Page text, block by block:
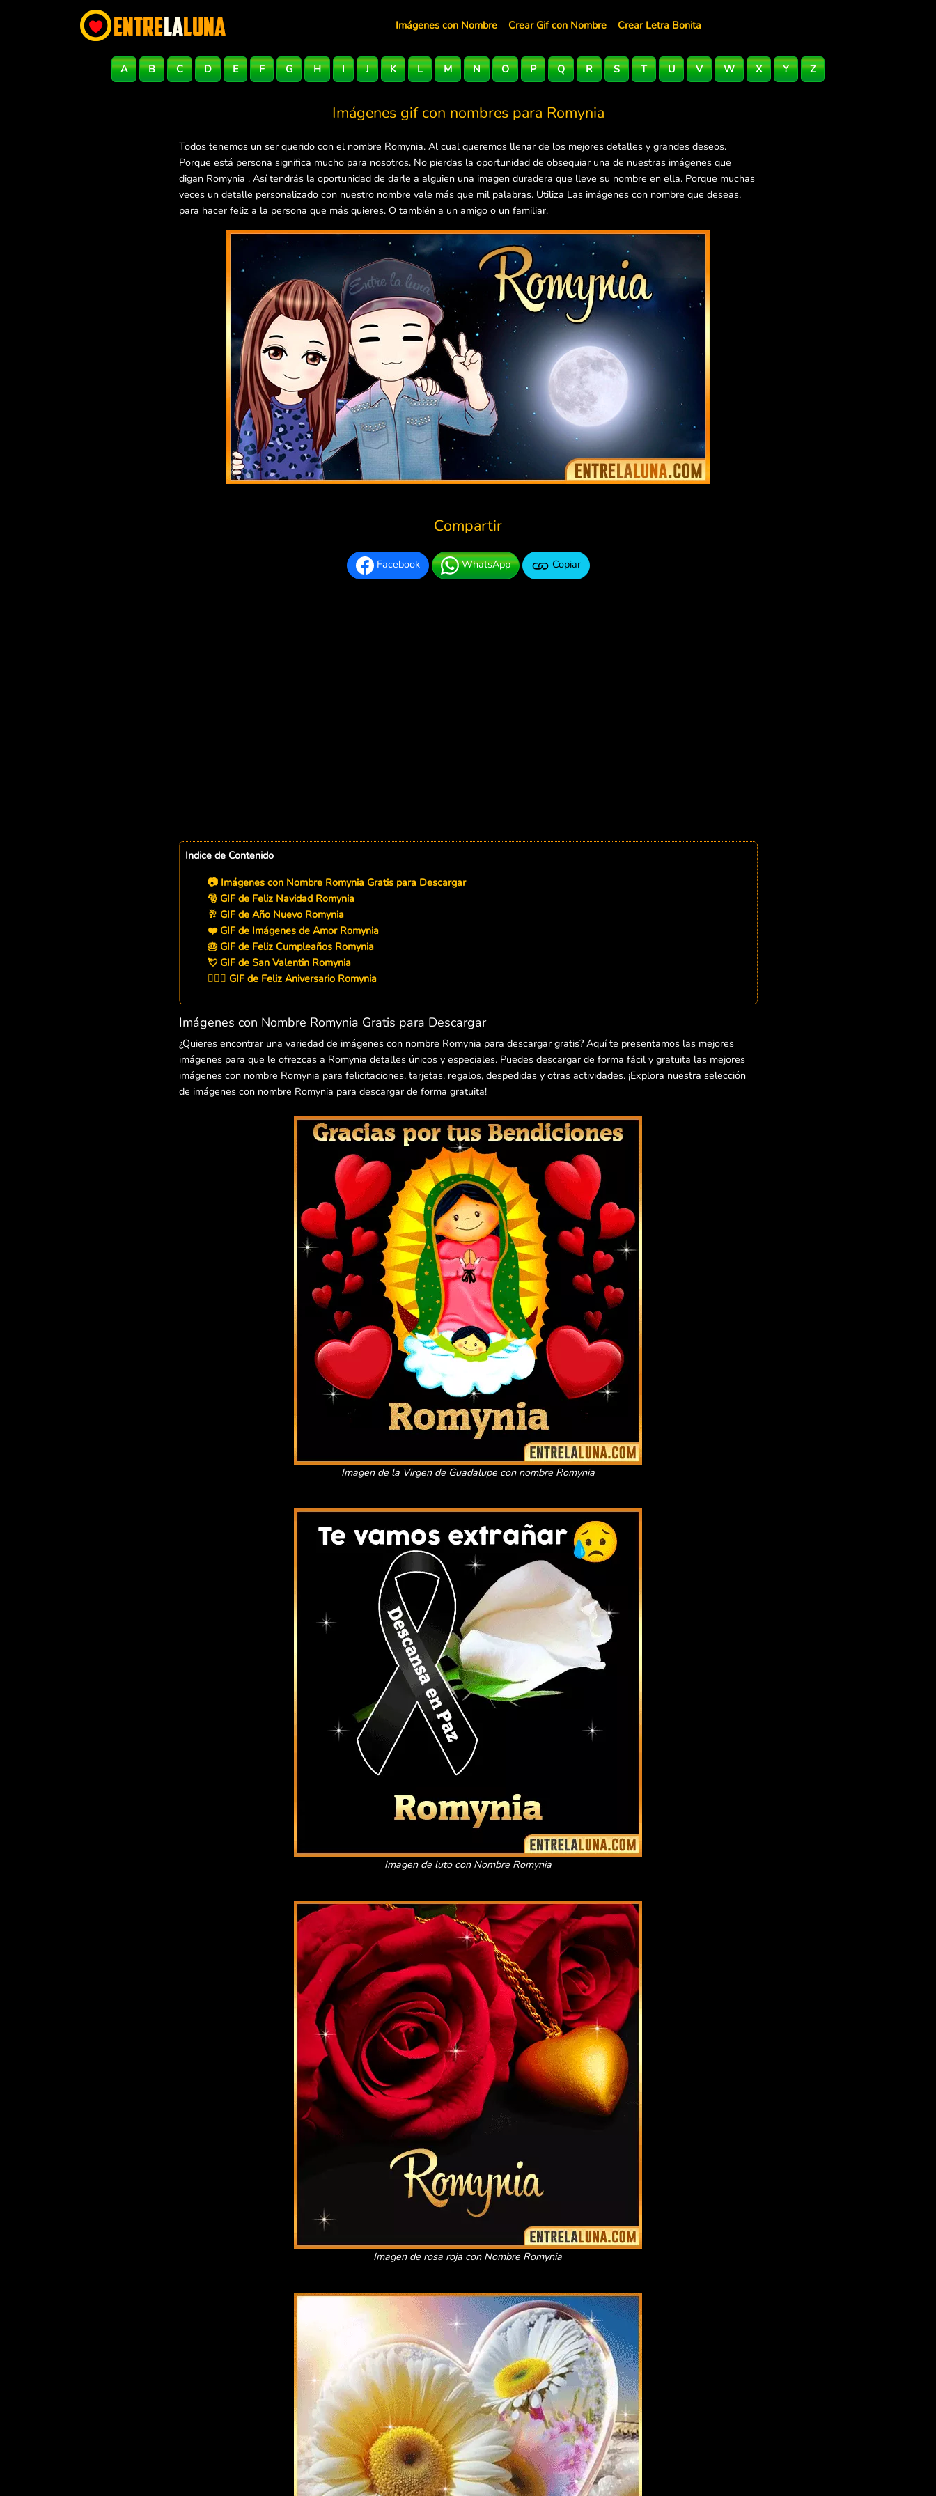
Imágenes con Nombre Crear Gif con Nombre Crear Letra Bonita
A B C D E F G H I J K L M N O P Q R S T U V W X Y Z
Imágenes gif con nombres para Romynia
Todos tenemos un ser querido con el nombre Romynia. Al cual queremos llenar de los mejores detalles y grandes deseos.
Porque está persona significa mucho para nosotros. No pierdas la oportunidad de obsequiar una de nuestras imágenes que
digan Romynia . Así tendrás la oportunidad de darle a alguien una imagen duradera que lleve su nombre en ella. Porque muchas
veces un detalle personalizado con nuestro nombre vale más que mil palabras. Utiliza Las imágenes con nombre que deseas,
para hacer feliz a la persona que más quieres. O también a un amigo o un familiar.
Compartir
Facebook WhatsApp Copiar
Indice de Contenido
📷 Imágenes con Nombre Romynia Gratis para Descargar
🎅 GIF de Feliz Navidad Romynia
🥂 GIF de Año Nuevo Romynia
❤️ GIF de Imágenes de Amor Romynia
🎂 GIF de Feliz Cumpleaños Romynia
💘 GIF de San Valentin Romynia
👨‍❤️‍👨 GIF de Feliz Aniversario Romynia
Imágenes con Nombre Romynia Gratis para Descargar
¿Quieres encontrar una variedad de imágenes con nombre Romynia para descargar gratis? Aquí te presentamos las mejores
imágenes para que le ofrezcas a Romynia detalles únicos y especiales. Puedes descargar de forma fácil y gratuita las mejores
imágenes con nombre Romynia para felicitaciones, tarjetas, regalos, despedidas y otras actividades. ¡Explora nuestra selección
de imágenes con nombre Romynia para descargar de forma gratuita!
Imagen de la Virgen de Guadalupe con nombre Romynia
Imagen de luto con Nombre Romynia
Imagen de rosa roja con Nombre Romynia